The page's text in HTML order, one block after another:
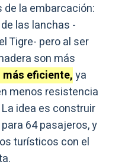
de la embarcación:
las lanchas -
Tigre- pero al ser
son más
eficiente,ya
menos resistencia
idea es construir
64 pasajeros, y
turísticos con el